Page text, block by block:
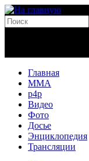
Главная
MMA
p4p
Видео
Фото
Досье
Энциклопедия
Трансляции